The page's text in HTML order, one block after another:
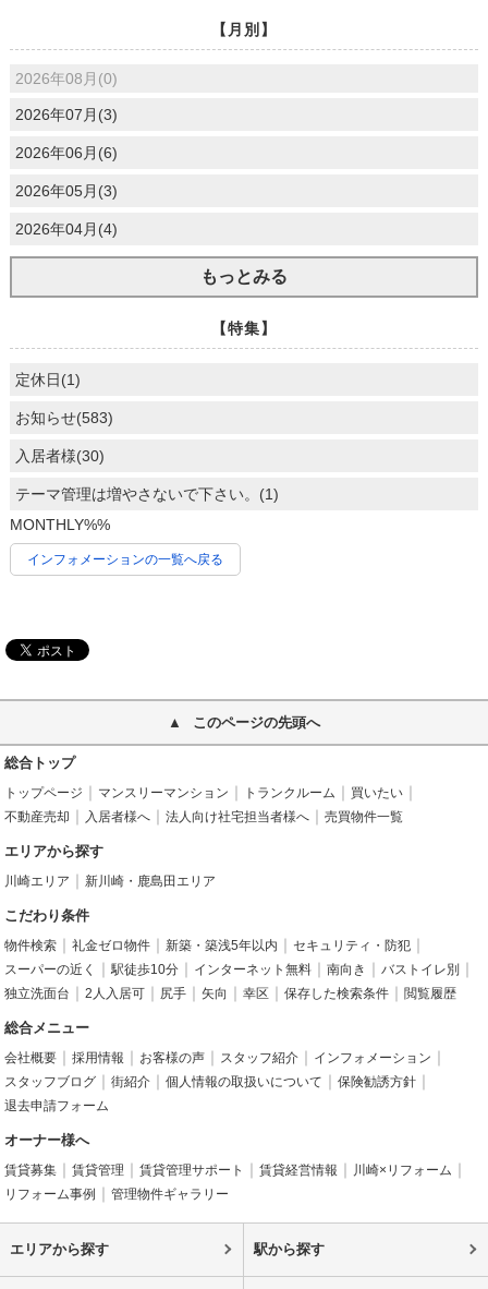
【月別】
2026年08月(0)
2026年07月(3)
2026年06月(6)
2026年05月(3)
2026年04月(4)
もっとみる
【特集】
定休日(1)
お知らせ(583)
入居者様(30)
テーマ管理は増やさないで下さい。(1)
MONTHLY%%
インフォメーションの一覧へ戻る
このページの先頭へ
総合トップ
トップページ マンスリーマンション トランクルーム
買いたい
不動産売却
入居者様へ 法人向け社宅担当者様へ 売買物件一覧
エリアから探す
川崎エリア 新川崎・鹿島田エリア
こだわり条件
物件検索 礼金ゼロ物件 新築・築浅5年以内
セキュリティ・防犯
スーパーの近く
駅徒歩10分 インターネット無料 南向き
バストイレ別
独立洗面台
2人入居可 尻手 矢向 幸区 保存した検索条件 閲覧履歴
総合メニュー
会社概要 採用情報 お客様の声 スタッフ紹介
インフォメーション
スタッフブログ
街紹介 個人情報の取扱いについて
保険勧誘方針
退去申請フォーム
オーナー様へ
賃貸募集 賃貸管理 賃貸管理サポート 賃貸経営情報
川崎×リフォーム
リフォーム事例
管理物件ギャラリー
エリアから探す 駅から探す